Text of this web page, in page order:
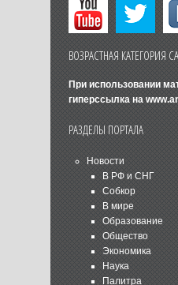
ВОЗРАСТНАЯ КАТЕГОРИЯ
При использовании
гиперссылка на
РАЗДЕЛЫ ПОРТАЛА
Новости
В РФ и СНГ
Собкор
В мире
Образование
Общество
Экономика
Наука
Палитра